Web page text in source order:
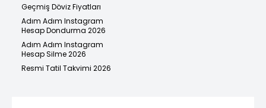
Geçmiş Döviz Fiyatları
Adım Adım Instagram
Hesap Dondurma 2026
Adım Adım Instagram
Hesap Silme 2026
Resmi Tatil Takvimi 2026